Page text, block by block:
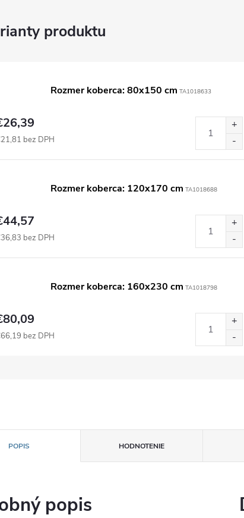
Rozmer koberca: 80x150 cm TA1018633
bez DPH
Rozmer koberca: 120x170 cm TA1018688
bez DPH
Rozmer koberca: 160x230 cm TA1018798
bez DPH
POPIS HODNOTENIE
popis